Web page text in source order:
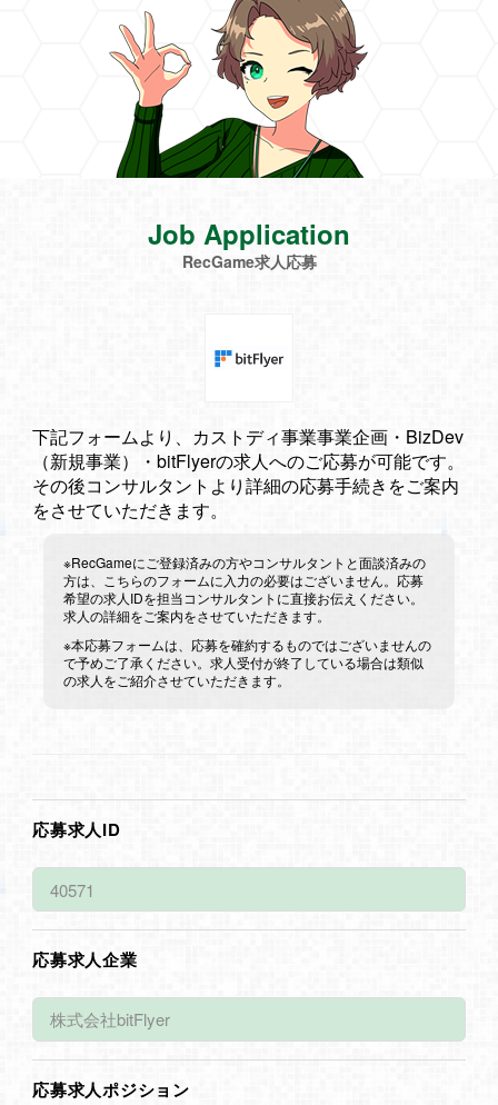
Job Application
RecGame求人応募
下記フォームより、カストディ事業事業企画・BizDev
（新規事業）・bitFlyerの求人へのご応募が可能です。
その後コンサルタントより詳細の応募手続きをご案内
をさせていただきます。
※RecGameにご登録済みの方やコンサルタントと面談済みの
方は、こちらのフォームに入力の必要はございません。応募
希望の求人IDを担当コンサルタントに直接お伝えください。
求人の詳細をご案内をさせていただきます。
※本応募フォームは、応募を確約するものではございませんの
で予めご了承ください。求人受付が終了している場合は類似
の求人をご紹介させていただきます。
応募求人ID
応募求人企業
応募求人ポジション